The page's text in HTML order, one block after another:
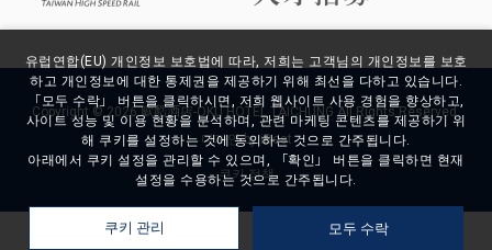
Copyright © 2026 歐酷酒店-OKU HOTEL TAICHUNG All Rights Reserved.
디자인 by iBest
쿠키 정책
유럽연합(EU) 개인정보 보호법에 따라, 저희는 고객님의 개인정보를 보호
하고 개인정보에 대한 통제권을 제공하기 위해 최선을 다하고 있습니다.
「모두 수락」 버튼을 클릭하시면, 저희 웹사이트 사용 경험을 향상하고,
사이트 성능 및 이용 현황을 분석하며, 관련 마케팅 콘텐츠를 제공하기 위
해 쿠키를 설정하는 것에 동의하는 것으로 간주됩니다.
아래에서 쿠키 설정을 관리할 수 있으며, 「확인」 버튼을 클릭하면 현재
설정을 수용하는 것으로 간주됩니다.
쿠키 관리 모두 수락